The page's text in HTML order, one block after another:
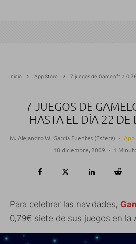
Inicio App Store 7 juegos de Gameloft a
7 JUEGOS DE
HASTA EL DÍA 22 DE
M. Alejandro W. García Fuentes (Esfera) · App
18 diciembre, 2009 · 1
Para celebrar las navidades,
0,79€ siete de sus juegos en la